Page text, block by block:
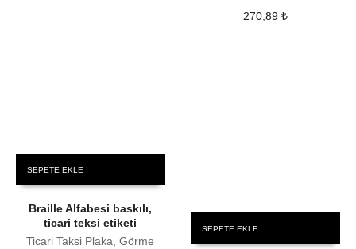
270,89₺
SEPETE EKLE
Braille Alfabesi baskılı,
ticari teksi etiketi
Ticari Taksi Plaka, Görme
SEPETE EKLE